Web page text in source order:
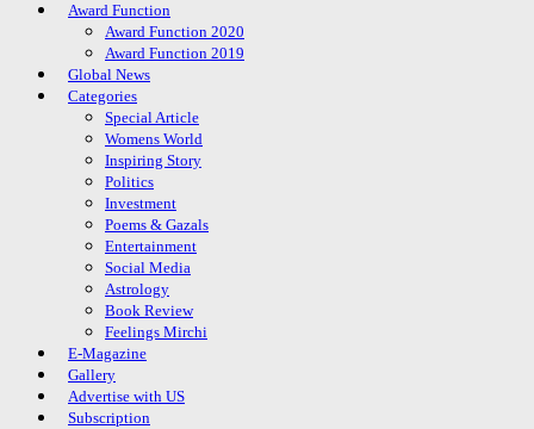
Award Function
Award Function 2020
Award Function 2019
Global News
Categories
Special Article
Womens World
Inspiring Story
Politics
Investment
Poems & Gazals
Entertainment
Social Media
Astrology
Book Review
Feelings Mirchi
E-Magazine
Gallery
Advertise with US
Subscription